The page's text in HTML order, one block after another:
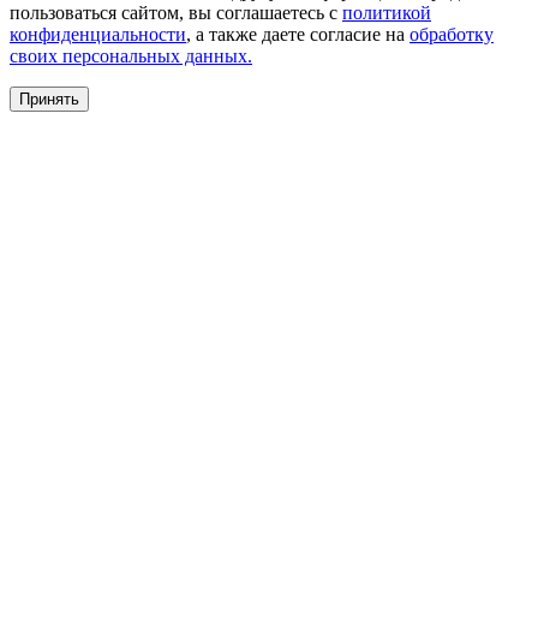
пользоваться сайтом, вы соглашаетесь с политикой
конфиденциальности, а также даете согласие на обработку
своих персональных данных.
Принять